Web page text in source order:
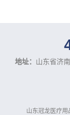
地址：
山东省济
山东冠龙医疗